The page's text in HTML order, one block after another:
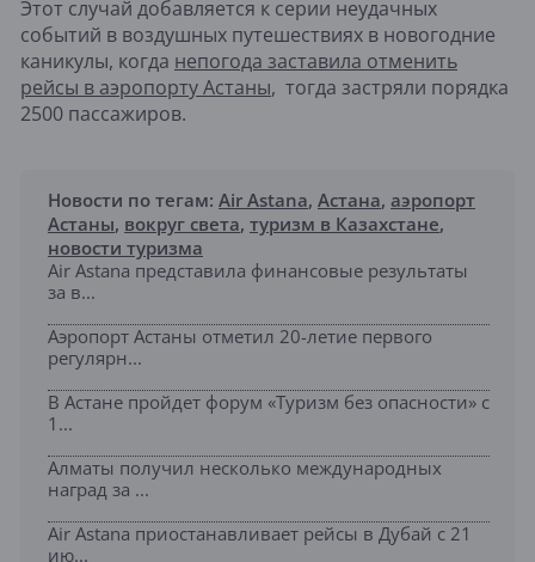
Этот случай добавляется к серии неудачных
событий в воздушных путешествиях в новогодние
каникулы, когда непогода заставила отменить
рейсы в аэропорту Астаны, тогда застряли порядка
2500 пассажиров.
Новости по тегам: Air Astana, Астана, аэропорт
Астаны, вокруг света, туризм в Казахстане,
новости туризма
Air Astana представила финансовые результаты
за в...
Аэропорт Астаны отметил 20-летие первого
регулярн...
В Астане пройдет форум «Туризм без опасности» с
1...
Алматы получил несколько международных
наград за ...
Air Astana приостанавливает рейсы в Дубай с 21
ию...